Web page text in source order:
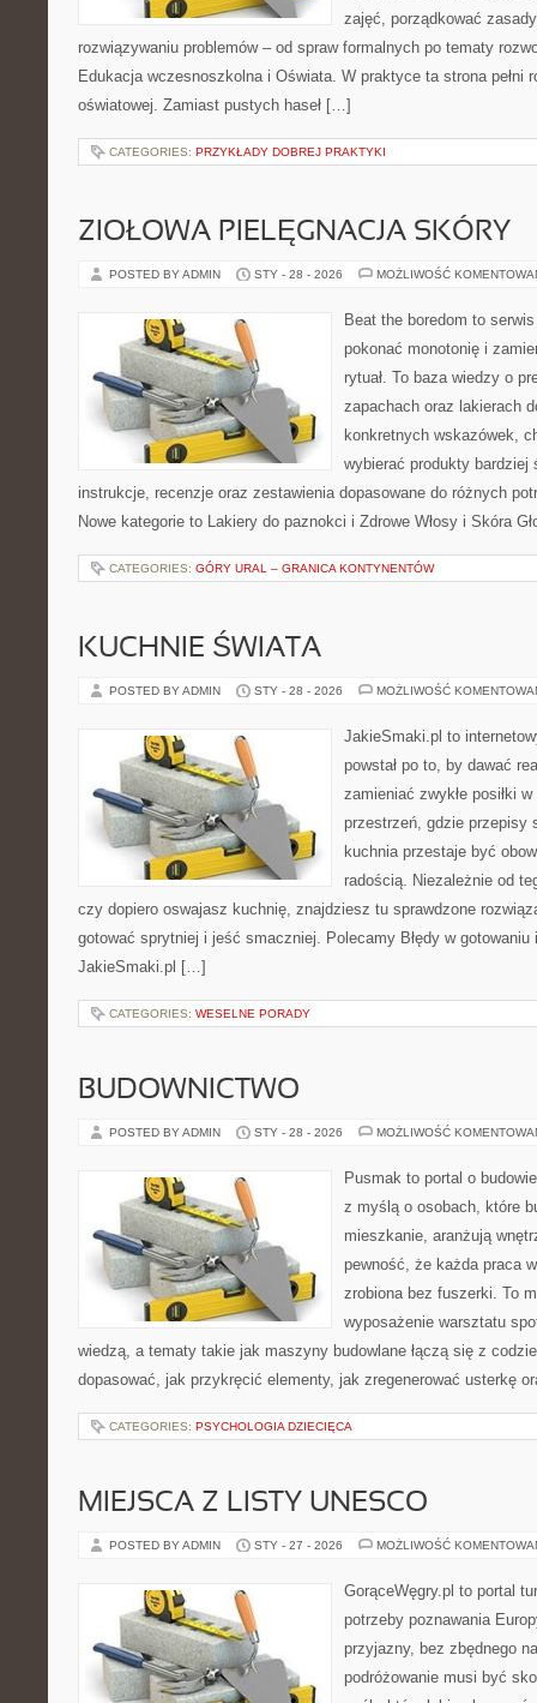
zajęć, porządkować
rozwiązywaniu problemów – od spraw formalnych po tematy
Edukacja wczesnoszkolna i Oświata. W praktyce ta strona pełni
oświatowej. Zamiast pustych haseł […]
CATEGORIES: PRZYKŁADY DOBREJ PRAKTYKI
ZIOŁOWA PIELĘGNACJA SKÓRY
POSTED BY ADMIN STY - 28 - 2026 MOŻLIWOŚĆ
Beat the boredom to
pokonać monotonię i
rytuał. To baza wiedzy o
zapachach oraz lakierach
konkretnych wskazówek,
wybierać produkty bardziej
instrukcje, recenzje oraz zestawienia dopasowane do różnych
Nowe kategorie to Lakiery do paznokci i Zdrowe Włosy i Skóra
CATEGORIES: GÓRY URAL – GRANICA KONTYNENTÓW
KUCHNIE ŚWIATA
POSTED BY ADMIN STY - 28 - 2026 MOŻLIWOŚĆ
JakieSmaki.pl to
powstał po to, by dawać
zamieniać zwykłe posiłki
przestrzeń, gdzie przepisy
kuchnia przestaje być
radością. Niezależnie od
czy dopiero oswajasz kuchnię, znajdziesz tu sprawdzone
gotować sprytniej i jeść smaczniej. Polecamy Błędy w
JakieSmaki.pl […]
CATEGORIES: WESELNE PORADY
BUDOWNICTWO
POSTED BY ADMIN STY - 28 - 2026 MOŻLIWOŚĆ
Pusmak to portal o
z myślą o osobach, które
mieszkanie, aranżują
pewność, że każda praca
zrobiona bez fuszerki. To
wyposażenie warsztatu
wiedzą, a tematy takie jak maszyny budowlane łączą się z
dopasować, jak przykręcić elementy, jak zregenerować usterkę
CATEGORIES: PSYCHOLOGIA DZIECIĘCA
MIEJSCA Z LISTY UNESCO
POSTED BY ADMIN STY - 27 - 2026 MOŻLIWOŚĆ
GorąceWęgry.pl to portal
potrzeby poznawania
przyjazny, bez zbędnego
podróżowanie musi być